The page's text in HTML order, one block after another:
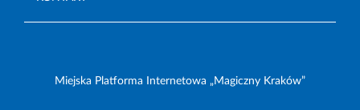
Miejska Platforma Internetowa „Magiczny Kraków”